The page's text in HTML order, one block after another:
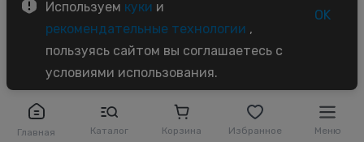
Главная Каталог Корзина Избранное Меню
Используем куки и
рекомендательные технологии ,
пользуясь сайтом вы соглашаетесь с
условиями использования.
OK